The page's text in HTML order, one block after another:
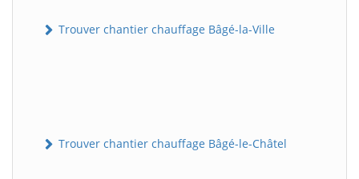
Trouver chantier chauffage Bâgé-la-Ville
Trouver chantier chauffage Bâgé-le-Châtel